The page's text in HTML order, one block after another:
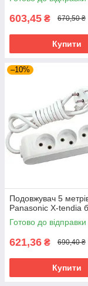
603,45 ₴ 670,50 ₴
Купити
–10%
Подовжувач 5
Panasonic X-tendia
Готово до відправки
621,36 ₴ 690,40 ₴
Купити